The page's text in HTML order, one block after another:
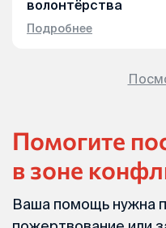
волонтёрства
Подробнее
Помогите
в зоне
Ваша помощь нужна